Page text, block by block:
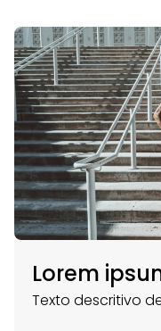
Lorem
Texto descritivo